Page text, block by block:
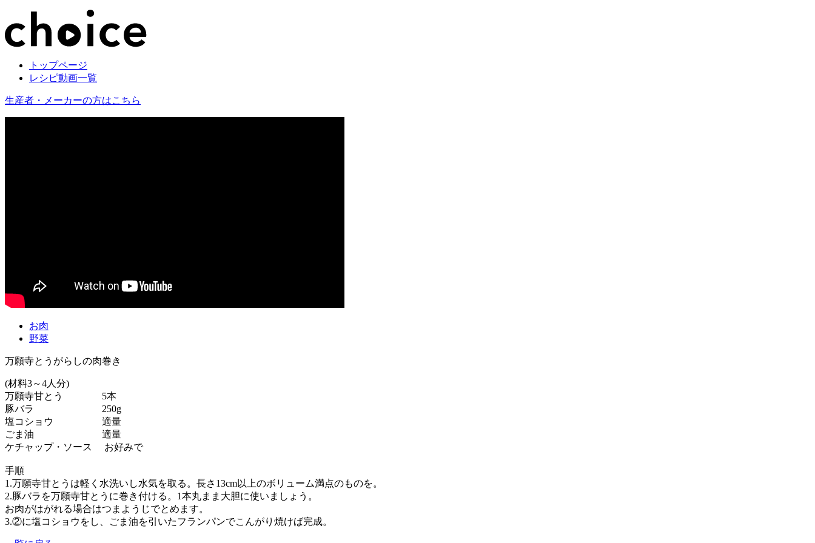
トップページ
レシピ動画一覧
生産者・メーカーの方はこちら
お肉
野菜
万願寺とうがらしの肉巻き
(材料3～4人分)
万願寺甘とう 5本
豚バラ 250g
塩コショウ 適量
ごま油 適量
ケチャップ・ソース お好みで
手順
1.万願寺甘とうは軽く水洗いし水気を取る。長さ13cm以上のボリューム満点のものを。
2.豚バラを万願寺甘とうに巻き付ける。1本丸まま大胆に使いましょう。
お肉がはがれる場合はつまようじでとめます。
3.②に塩コショウをし、ごま油を引いたフランパンでこんがり焼けば完成。